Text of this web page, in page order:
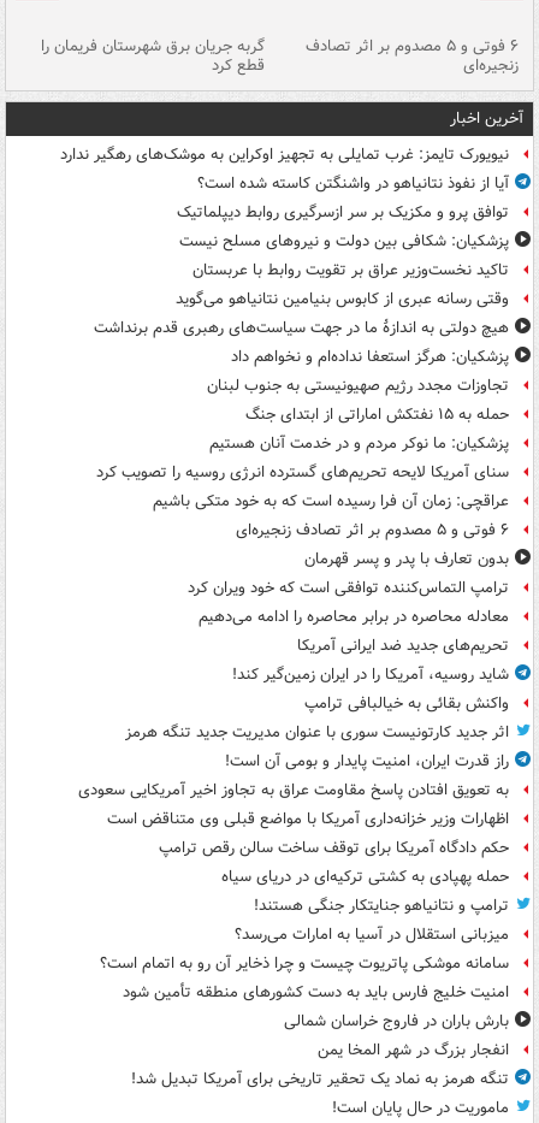
۶ فوتی و ۵ مصدوم بر اثر تصادف
زنجیره‌ای
گربه جریان برق شهرستان فریمان را
قطع کرد
آخرین اخبار
نیویورک تایمز: غرب تمایلی به تجهیز اوکراین به موشک‌های رهگیر ندارد
آیا از نفوذ نتانیاهو در واشنگتن کاسته شده است؟
توافق پرو و مکزیک بر سر ازسرگیری روابط دیپلماتیک
پزشکیان: شکافی بین دولت و نیروهای مسلح نیست
تاکید نخست‌وزیر عراق بر تقویت روابط با عربستان
وقتی رسانه عبری از کابوس بنیامین نتانیاهو می‌گوید
هیچ دولتی به اندازۀ ما در جهت سیاست‌های رهبری قدم برنداشت
پزشکیان: هرگز استعفا نداده‌ام و نخواهم داد
تجاوزات مجدد رژیم صهیونیستی به جنوب لبنان
حمله به ۱۵ نفتکش‌ اماراتی از ابتدای جنگ
پزشکیان: ما نوکر مردم و در خدمت آنان هستیم
سنای آمریکا لایحه تحریم‌های گسترده انرژی روسیه را تصویب کرد
عراقچی: زمان آن فرا رسیده است که به خود متکی باشیم
۶ فوتی و ۵ مصدوم بر اثر تصادف زنجیره‌ای
بدون تعارف با پدر و پسر قهرمان
ترامپ التماس‌کننده توافقی است که خود ویران کرد
معادله محاصره در برابر محاصره را ادامه می‌دهیم
تحریم‌های جدید ضد ایرانی آمریکا
شاید روسیه، آمریکا را در ایران زمین‌گیر کند!
واکنش بقائی به خیالبافی ترامپ
اثر جدید کارتونیست سوری با عنوان مدیریت جدید تنگه هرمز
راز قدرت ایران، امنیت پایدار و بومی آن است!
به تعویق افتادن پاسخ مقاومت عراق به تجاوز اخیر آمریکایی سعودی
اظهارات وزیر خزانه‌داری آمریکا با مواضع قبلی وی متناقض است
حکم دادگاه آمریکا برای توقف ساخت سالن رقص ترامپ
حمله پهپادی به کشتی ترکیه‌ای در دریای سیاه
ترامپ و نتانیاهو جنایتکار جنگی هستند!
میزبانی استقلال در آسیا به امارات می‌رسد؟
سامانه موشکی پاتریوت چیست و چرا ذخایر آن رو به اتمام است؟
امنیت خلیج فارس باید به دست کشورهای منطقه تأمین شود
بارش باران در فاروج خراسان شمالی
انفجار بزرگ در شهر المخا یمن
تنگه هرمز به نماد یک تحقیر تاریخی برای آمریکا تبدیل شد!
ماموریت در حال پایان است!